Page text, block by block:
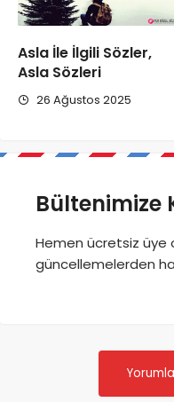
Asla İle İlgili Sözler,
Asla Sözleri
26 Ağustos 2025
Bültenimize
Hemen ücretsiz üye
güncellemelerden